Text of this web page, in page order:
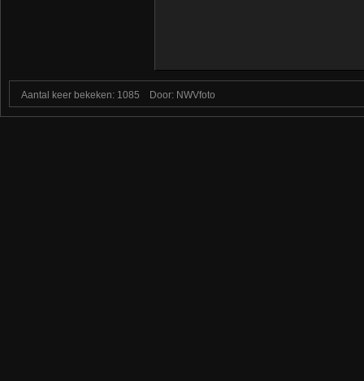
Aantal keer bekeken: 1085 Door: NWVfoto